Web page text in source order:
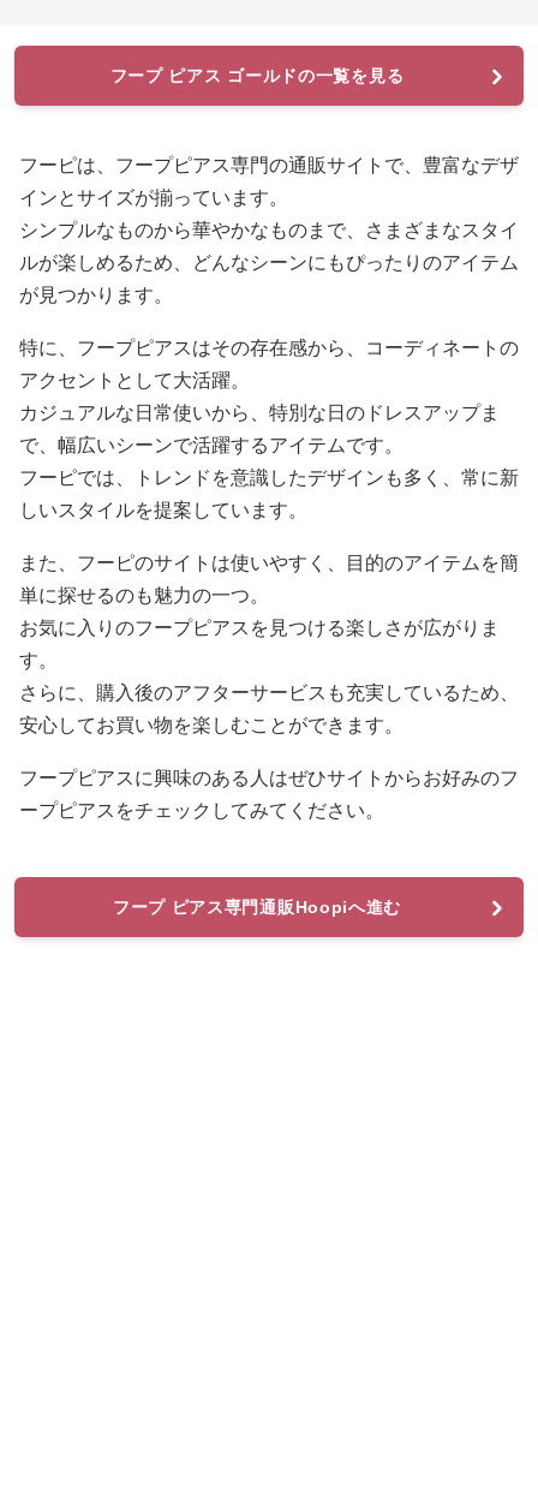
フープ ピアス ゴールドの一覧を見る
フーピは、フープピアス専門の通販サイトで、豊富なデザ
インとサイズが揃っています。
シンプルなものから華やかなものまで、さまざまなスタイ
ルが楽しめるため、どんなシーンにもぴったりのアイテム
が見つかります。
特に、フープピアスはその存在感から、コーディネートの
アクセントとして大活躍。
カジュアルな日常使いから、特別な日のドレスアップま
で、幅広いシーンで活躍するアイテムです。
フーピでは、トレンドを意識したデザインも多く、常に新
しいスタイルを提案しています。
また、フーピのサイトは使いやすく、目的のアイテムを簡
単に探せるのも魅力の一つ。
お気に入りのフープピアスを見つける楽しさが広がりま
す。
さらに、購入後のアフターサービスも充実しているため、
安心してお買い物を楽しむことができます。
フープピアスに興味のある人はぜひサイトからお好みのフ
ープピアスをチェックしてみてください。
フープ ピアス専門通販Hoopiへ進む